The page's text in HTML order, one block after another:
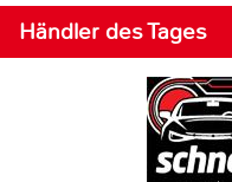
Händler des Tages